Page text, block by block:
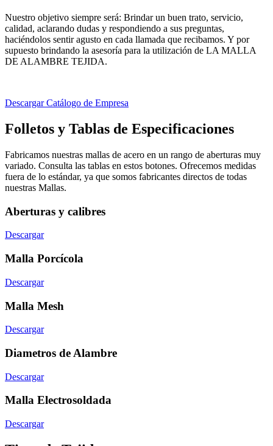
Nuestro objetivo siempre será: Brindar un buen trato, servicio,
calidad, aclarando dudas y respondiendo a sus preguntas,
haciéndolos sentir agusto en cada llamada que recibamos. Y por
supuesto brindando la asesoría para la utilización de LA MALLA
DE ALAMBRE TEJIDA.
Descargar Catálogo de Empresa
Folletos y Tablas de Especificaciones
Fabricamos nuestras mallas de acero en un rango de aberturas muy
variado. Consulta las tablas en estos botones. Ofrecemos medidas
fuera de lo estándar, ya que somos fabricantes directos de todas
nuestras Mallas.
Aberturas y calibres
Descargar
Malla Porcícola
Descargar
Malla Mesh
Descargar
Diametros de Alambre
Descargar
Malla Electrosoldada
Descargar